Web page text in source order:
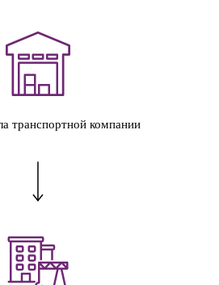
транспортной компании